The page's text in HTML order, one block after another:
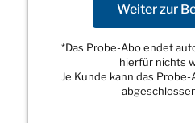
Weiter zur
*Das Probe-Abo endet
hierfür nichts
Je Kunde kann das